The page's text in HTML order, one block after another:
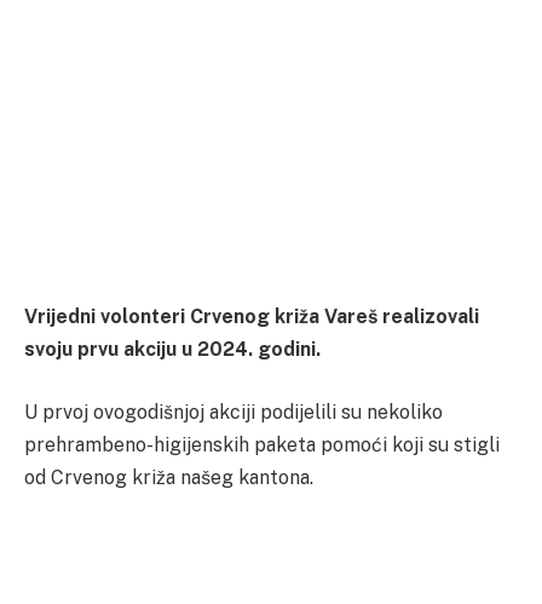
Vrijedni volonteri Crvenog križa Vareš realizovali
svoju prvu akciju u 2024. godini.
U prvoj ovogodišnjoj akciji podijelili su nekoliko
prehrambeno-higijenskih paketa pomoći koji su stigli
od Crvenog križa našeg kantona.